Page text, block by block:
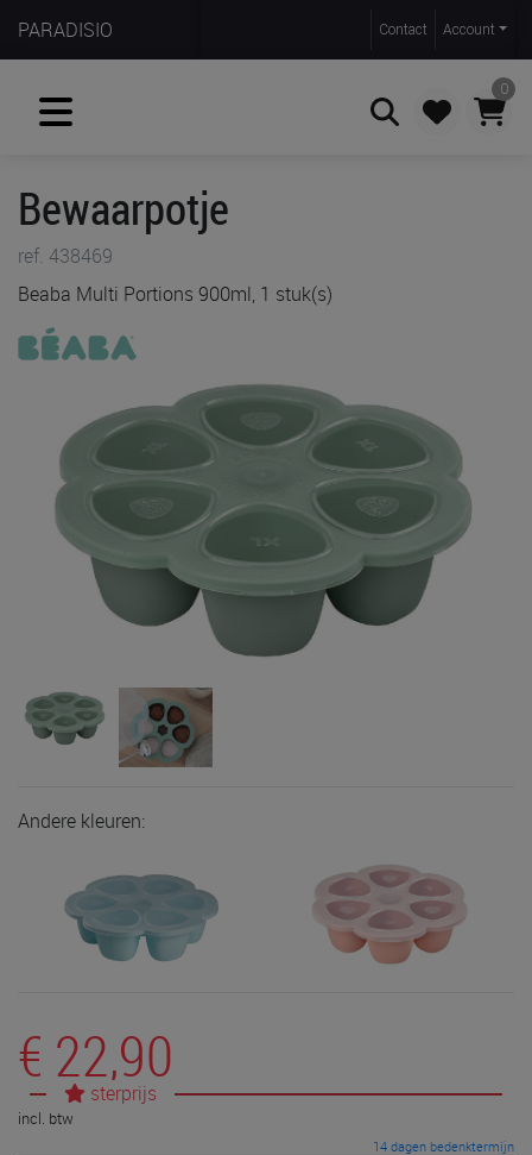
PARADISIO Contact Account
0
Bewaarpotje
ref. 438469
Beaba Multi Portions 900ml, 1 stuk(s)
Andere kleuren:
€ 22,90
sterprijs
incl. btw
14 dagen bedenktermijn